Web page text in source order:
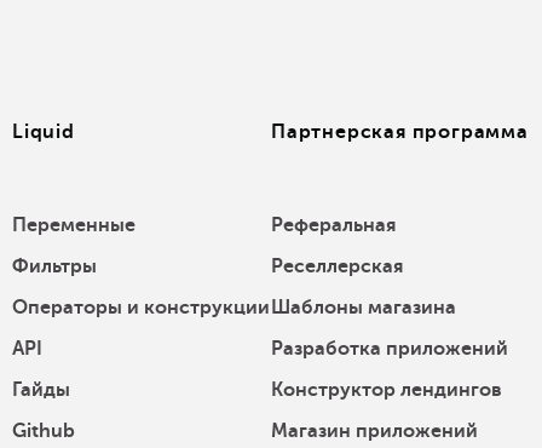
Liquid
Переменные
Фильтры
Операторы и конструкции
API
Гайды
Github
Партнерская программа
Реферальная
Реселлерская
Шаблоны магазина
Разработка приложений
Конструктор лендингов
Магазин приложений